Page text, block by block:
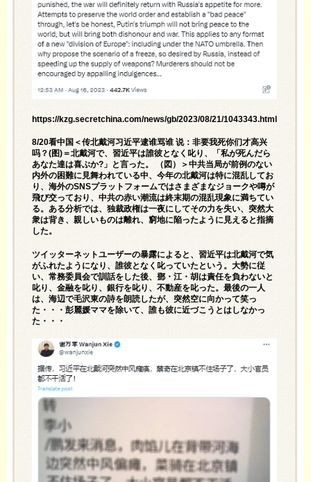
https://kzg.secretchina.com/news/gb/2023/08/21/1043343.html
8/20看中国＜传北戴河习近平逮谁骂谁 说：非要我死你们才高兴
吗？(图)＝北戴河で、習近平は誰彼となく叱り、「私が死んだら
あなた達は喜ぶか?」と言った。 （図）＞中共当局が前例のない
内外の困難に見舞われている中、今年の北戴河は特に混乱してお
り、海外のSNSプラットフォームではさまざまなジョークや噂が
飛び交っており、中共の赤い潮流は終末期の混乱現象に満ちてい
る。ある分析では、独裁政権は一夜にしてその力を失い、突然大
衆は背き、親しいものは離れ、窮地に陥ったように見えると指摘
した。
ツイッターネットユーザーの暴露によると、習近平は北戴河で気
がふれたようになり、誰彼となく叱っていたという。大勢に従
い、常務委員会で訓話をした後、鄧・江・胡は責任を負わないと
叱り、金融を叱り、銀行を叱り、不動産を叱った。最後の一人
は、海辺で毛沢東の詩を朗読したが、突然空に向かって笑っ
た・・・彭麗媛ママを除いて、誰も彼に近づこうとはしなかっ
た・・・